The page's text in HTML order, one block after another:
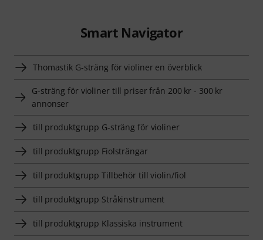
Smart Navigator
Thomastik G-sträng för violiner en överblick
G-sträng för violiner till priser från 200 kr - 300 kr
annonser
till produktgrupp G-sträng för violiner
till produktgrupp Fiolsträngar
till produktgrupp Tillbehör till violin/fiol
till produktgrupp Stråkinstrument
till produktgrupp Klassiska instrument